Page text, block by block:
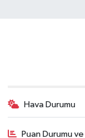
Hava Durumu
Puan Durumu